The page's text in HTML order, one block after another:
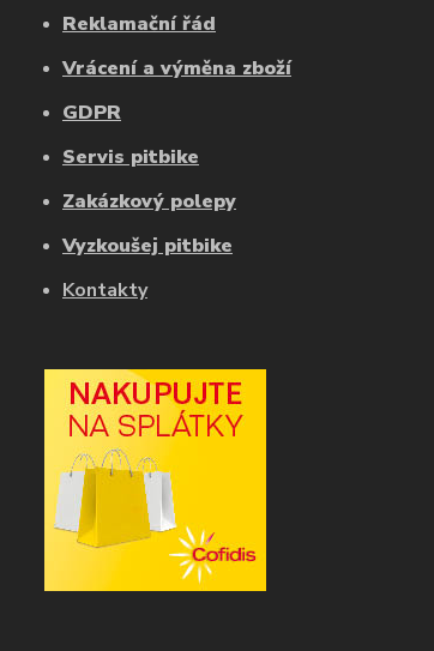
Reklamační řád
Vrácení a výměna zboží
GDPR
Servis pitbike
Zakázkový polepy
Vyzkoušej pitbike
Kontakty